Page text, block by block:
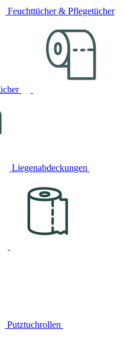
Feuchttücher & Pflegetücher
Liegenabdeckungen
Putztuchrollen